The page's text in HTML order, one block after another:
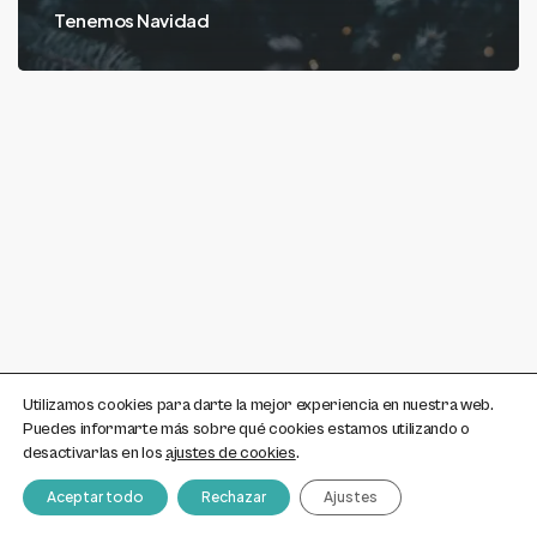
Tenemos Navidad
Utilizamos cookies para darte la mejor experiencia en nuestra web.
Puedes informarte más sobre qué cookies estamos utilizando o
desactivarlas en losajustes de cookies.
Aceptar todo Rechazar Ajustes